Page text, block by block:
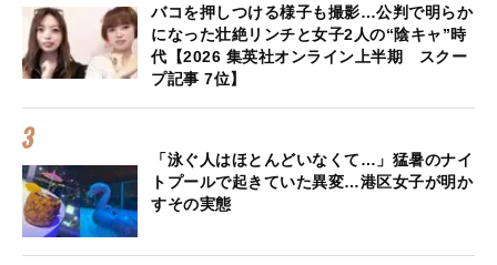
バコを押しつける様子も撮影…公判で明らか
になった壮絶リンチと女子2人の“陰キャ”時
代【2026 集英社オンライン上半期 スクー
プ記事 7位】
「泳ぐ人はほとんどいなくて…」猛暑のナイ
トプールで起きていた異変…港区女子が明か
すその実態